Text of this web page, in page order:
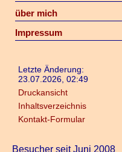
über mich
Impressum
Letzte Änderung:
23.07.2026, 02:49
Druckansicht
Inhaltsverzeichnis
Kontakt-Formular
Besucher seit Juni 2008